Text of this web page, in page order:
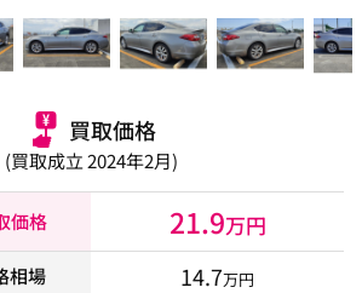
買取価格
(買取成立 2024年2月)
価格 21.9万円
相場 14.7万円